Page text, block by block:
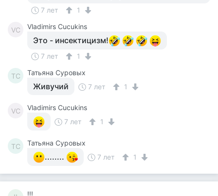
7 лет 1
VC Vladimirs Cucukins
Это - инсектицизм!
7 лет 1
ТС Татьяна Суровых
Живучий 7 лет 1
VC
Vladimirs Cucukins
7 лет
1
ТС Татьяна Суровых
........ 7 лет 1
!!!